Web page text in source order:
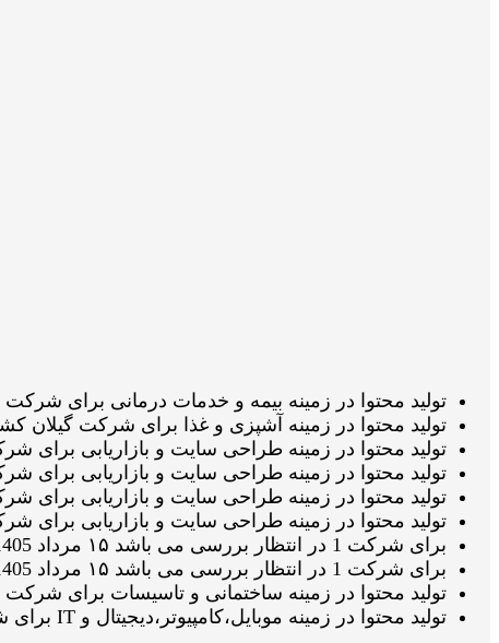
تولید محتوا در زمینه بیمه و خدمات درمانی برای شرکت بیمه ایران در
تولید محتوا در زمینه آشپزی و غذا برای شرکت گیلان کشت در انتظار
تولید محتوا در زمینه طراحی سایت و بازاریابی برای شرکت یکتا پرداز
تولید محتوا در زمینه طراحی سایت و بازاریابی برای شرکت یکتا پرداز
تولید محتوا در زمینه طراحی سایت و بازاریابی برای شرکت یکتا
تولید محتوا در زمینه طراحی سایت و بازاریابی برای شرکت یکتا پرداز
برای شرکت 1 در انتظار بررسی می باشد ۱۵ مرداد 1405 ساعت ۲۱:۰۸:۱۵
برای شرکت 1 در انتظار بررسی می باشد ۱۵ مرداد 1405 ساعت ۲۰:۴۶:۴۹
تولید محتوا در زمینه ساختمانی و تاسیسات برای شرکت بابادر در حال
تولید محتوا در زمینه موبایل،کامپیوتر،دیجیتال و IT برای شرکت ال جی تک سرویس در انتظار تائید ویراستار می باشد ۱۵ مرداد 1405 ساعت ۱۸:۳۳:۳۵